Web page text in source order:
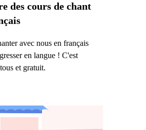
des cours de chant
avec nous en français
en langue ! C'est
et gratuit.